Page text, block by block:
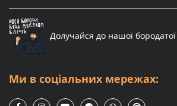
Долучайся до нашої
Ми в соціальних мережах: